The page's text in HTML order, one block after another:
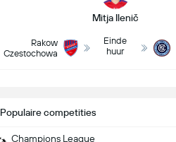
Mitja Ilenič
Rakow
Czestochowa
Einde
huur
Populaire competities
Champions League